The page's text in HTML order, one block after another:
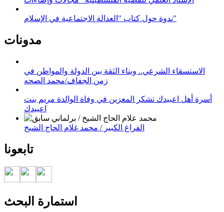
ندوة حول كتاب "العدالة الاجتماعية في الإسلام"
مدونات
الاستسقاء الشرعي.. وبناء الثقة بين الدولة والمواطن في
زمن الجفاف/محمد الصحه
أسرة أهل اعبيدك تشكر المعزين في وفاة الوالدة مريم بنت
اعبيدك
الفراغ الكبير / محمد غلام الحاج الشيخ
تابعونا
استمارة البحث